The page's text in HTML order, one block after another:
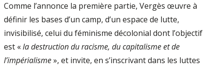
Comme l’annonce la première partie, Vergès œuvre à
définir les bases d’un camp, d’un espace de lutte,
invisibilisé, celui du féminisme décolonial dont l’objectif
est «la destruction du racisme, du capitalisme et de
l’impérialisme», et invite, en s’inscrivant dans les luttes